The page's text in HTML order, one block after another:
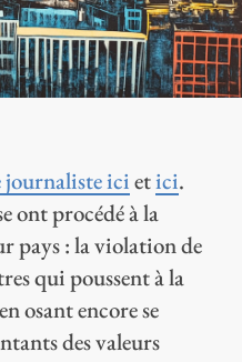
journaliste icietici.
ont procédé à la
pays : la violation de
qui poussent à la
osant encore se
des valeurs